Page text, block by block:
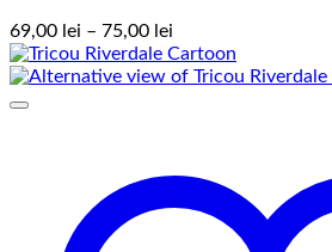
69,00 lei – 75,00 lei
de
prețuri: